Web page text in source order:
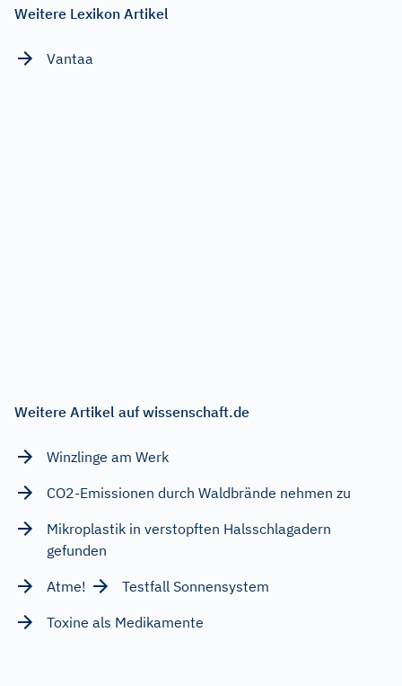
Weitere Lexikon Artikel
Vantaa
Weitere Artikel auf wissenschaft.de
Winzlinge am Werk
CO2-Emissionen durch Waldbrände nehmen zu
Mikroplastik in verstopften Halsschlagadern
gefunden
Atme!
Testfall Sonnensystem
Toxine als Medikamente